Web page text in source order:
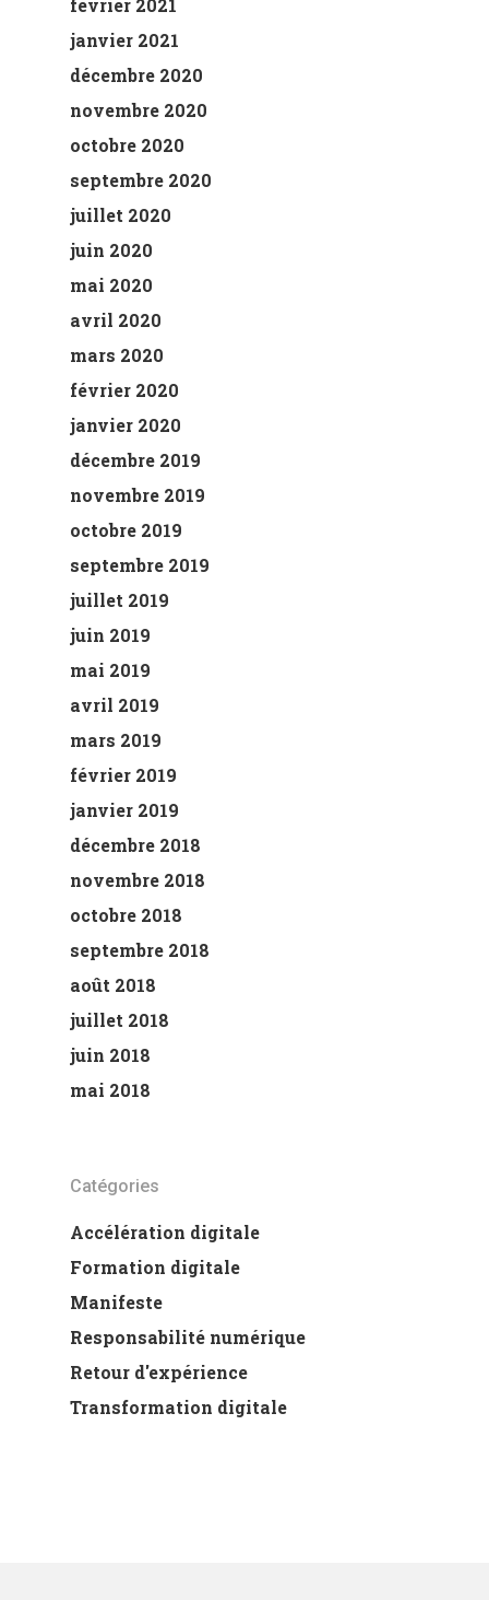
février 2021
janvier 2021
décembre 2020
novembre 2020
octobre 2020
septembre 2020
juillet 2020
juin 2020
mai 2020
avril 2020
mars 2020
février 2020
janvier 2020
décembre 2019
novembre 2019
octobre 2019
septembre 2019
juillet 2019
juin 2019
mai 2019
avril 2019
mars 2019
février 2019
janvier 2019
décembre 2018
novembre 2018
octobre 2018
septembre 2018
août 2018
juillet 2018
juin 2018
mai 2018
Catégories
Accélération digitale
Formation digitale
Manifeste
Responsabilité numérique
Retour d'expérience
Transformation digitale